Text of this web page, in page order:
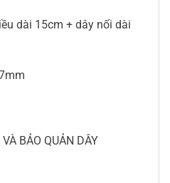
dài 15cm + dây nối dài
BẢO QUẢN DÂY